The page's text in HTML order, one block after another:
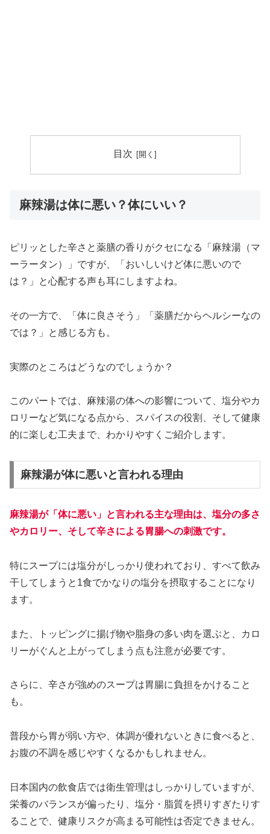
目次
麻辣湯は体に悪い？体にいい？
ピリッとした辛さと薬膳の香りがクセになる「麻辣湯（マ
ーラータン）」ですが、「おいしいけど体に悪いので
は？」と心配する声も耳にしますよね。
その一方で、「体に良さそう」「薬膳だからヘルシーなの
では？」と感じる方も。
実際のところはどうなのでしょうか？
このパートでは、麻辣湯の体への影響について、塩分やカ
ロリーなど気になる点から、スパイスの役割、そして健康
的に楽しむ工夫まで、わかりやすくご紹介します。
麻辣湯が体に悪いと言われる理由
麻辣湯が「体に悪い」と言われる主な理由は、塩分の多さ
やカロリー、そして辛さによる胃腸への刺激です。
特にスープには塩分がしっかり使われており、すべて飲み
干してしまうと1食でかなりの塩分を摂取することになり
ます。
また、トッピングに揚げ物や脂身の多い肉を選ぶと、カロ
リーがぐんと上がってしまう点も注意が必要です。
さらに、辛さが強めのスープは胃腸に負担をかけること
も。
普段から胃が弱い方や、体調が優れないときに食べると、
お腹の不調を感じやすくなるかもしれません。
日本国内の飲食店では衛生管理はしっかりしていますが、
栄養のバランスが偏ったり、塩分・脂質を摂りすぎたりす
ることで、健康リスクが高まる可能性は否定できません。